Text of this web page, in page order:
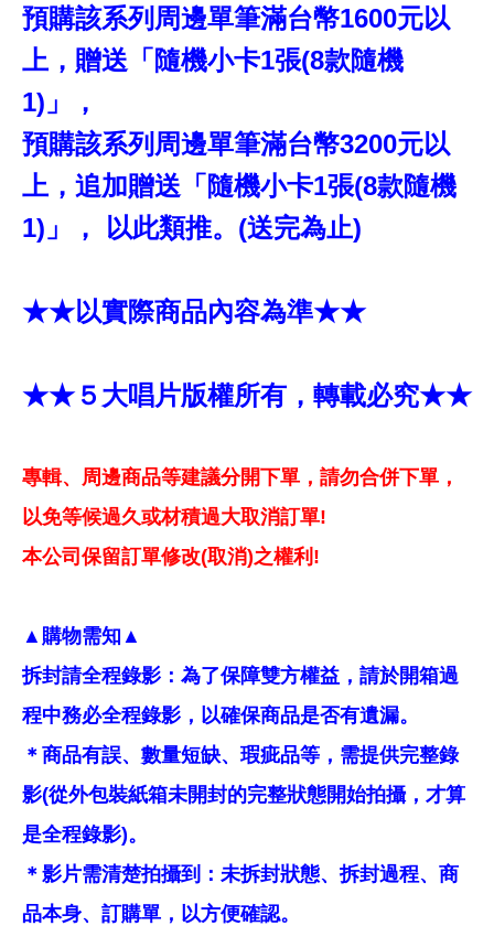
預購該系列周邊單筆滿台幣1600元以
上，贈送「隨機小卡1張(8款隨機
1)」，
預購該系列周邊單筆滿台幣3200元以
上，追加贈送「隨機小卡1張(8款隨機
1)」， 以此類推。(送完為止)
★★以實際商品內容為準★★
★★５大唱片版權所有，轉載必究★★
專輯、周邊商品等建議分開下單，請勿合併下單，
以免等候過久或材積過大取消訂單!
本公司保留訂單修改(取消)之權利!
▲購物需知▲
拆封請全程錄影：為了保障雙方權益，請於開箱過
程中務必全程錄影，以確保商品是否有遺漏。
＊商品有誤、數量短缺、瑕疵品等，需提供完整錄
影(從外包裝紙箱未開封的完整狀態開始拍攝，才算
是全程錄影)。
＊影片需清楚拍攝到：未拆封狀態、拆封過程、商
品本身、訂購單，以方便確認。